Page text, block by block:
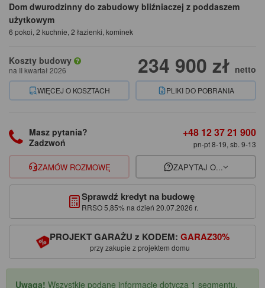
Dom dwurodzinny do zabudowy bliźniaczej z poddaszem
użytkowym
6 pokoi, 2 kuchnie, 2 łazienki, kominek
Koszty budowy
na II kwartał 2026 234 900 zł netto
WIĘCEJ O KOSZTACH PLIKI DO POBRANIA
Masz pytania?
Zadzwoń
+48 12 37 21 900
pn-pt 8-19, sb. 9-13
ZAMÓW ROZMOWĘ ZAPYTAJ O...
Sprawdź kredyt na budowę
RRSO 5,85% na dzień 20.07.2026 r.
PROJEKT GARAŻU z KODEM: GARAZ30%
przy zakupie z projektem domu
Uwaga! Wszystkie podane informacje dotyczą 1 segmentu.